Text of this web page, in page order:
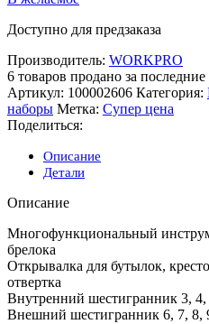
Доступно для предзаказа
Производитель: WORKPRO
6 товаров продано за
Артикул: 100002606 Категория:
наборы Метка: Супер цена
Поделиться:
Описание
Детали
Описание
Многофункциональный
брелока
Открывалка для бутылок,
отвертка
Внутренний шестигранник 3,
Внешний шестигранник 6, 7, 8,